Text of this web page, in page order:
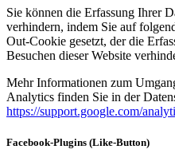
Sie können die Erfassung Ihrer
verhindern, indem Sie auf
Out-Cookie gesetzt, der die
Besuchen dieser Website
Mehr Informationen zum
Analytics finden Sie in der
https://support.google.com/
Facebook-Plugins (Like-Button)